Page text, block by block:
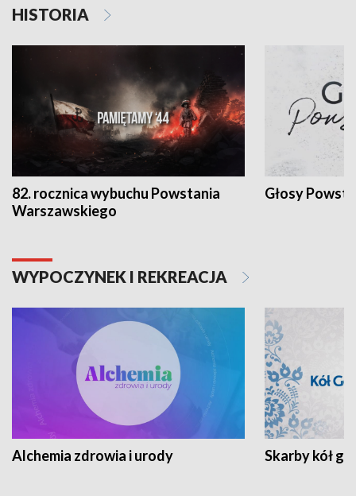
HISTORIA
82. rocznica wybuchu Powstania
Warszawskiego
Głosy
WYPOCZYNEK I REKREACJA
Alchemia zdrowia i urody Skarby kół